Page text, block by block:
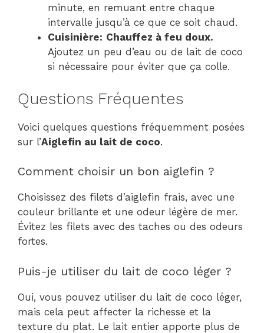
minute, en remuant entre chaque
intervalle jusqu’à ce que ce soit chaud.
Cuisinière: Chauffez à feu doux.
Ajoutez un peu d’eau ou de lait de coco
si nécessaire pour éviter que ça colle.
Questions Fréquentes
Voici quelques questions fréquemment posées
sur l’Aiglefin au lait de coco.
Comment choisir un bon aiglefin ?
Choisissez des filets d’aiglefin frais, avec une
couleur brillante et une odeur légère de mer.
Évitez les filets avec des taches ou des odeurs
fortes.
Puis-je utiliser du lait de coco léger ?
Oui, vous pouvez utiliser du lait de coco léger,
mais cela peut affecter la richesse et la
texture du plat. Le lait entier apporte plus de